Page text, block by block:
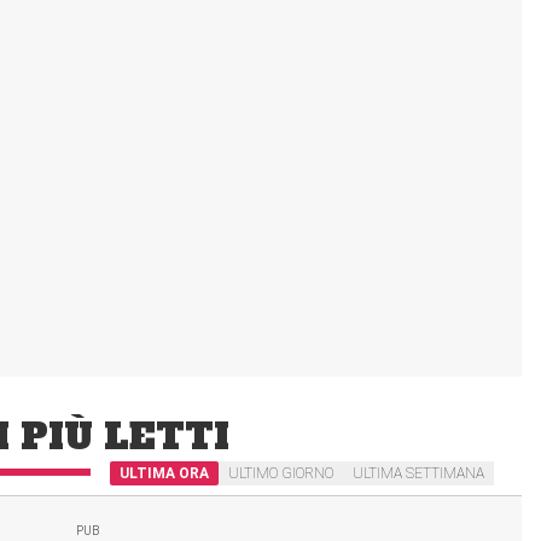
PIÙ LETTI
ULTIMA ORA ULTIMO GIORNO ULTIMA SETTIMANA